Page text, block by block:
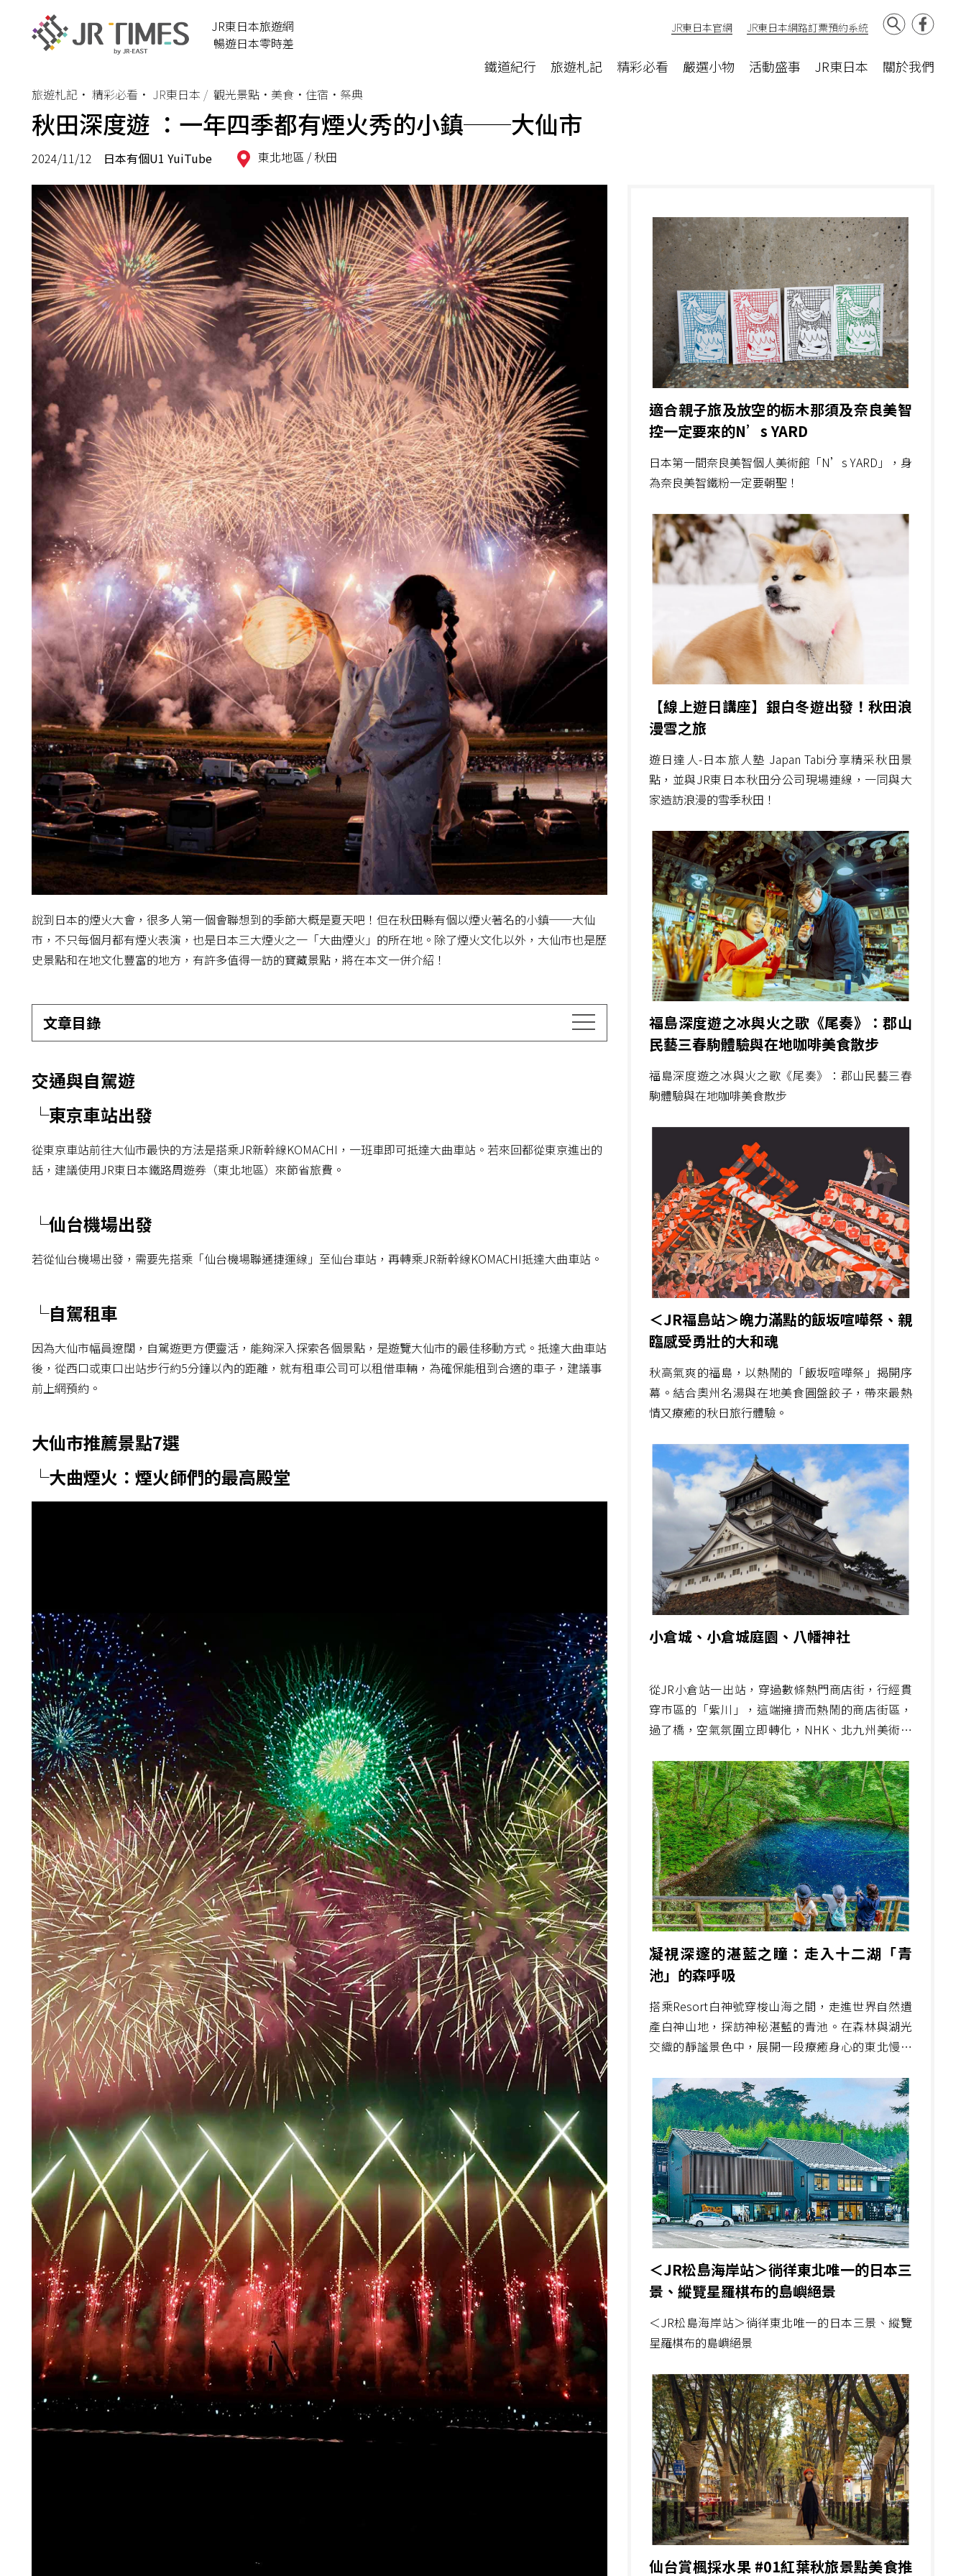
JR東日本旅遊網
暢遊日本零時差
鐵道紀行 旅遊札記 精彩必看 嚴選小物 活動盛事 JR東日本 關於我們
JR東日本官網 JR東日本網路訂票預約系統
旅遊札記 •精彩必看 • JR東日本 觀光景點•美食•住宿•祭典
秋田深度遊 ：一年四季都有煙火秀的小鎮──大仙市
2024/11/12 日本有個U1 YuiTube 東北地區 / 秋田
說到日本的煙火大會，很多人第一個會聯想到的季節大概是夏天吧！但在秋田縣有個以煙火著名的小鎮──大仙
市，不只每個月都有煙火表演，也是日本三大煙火之一「大曲煙火」的所在地。除了煙火文化以外，大仙市也是歷
史景點和在地文化豐富的地方，有許多值得一訪的寶藏景點，將在本文一併介紹！
文章目錄
交通與自駕遊
└東京車站出發
從東京車站前往大仙市最快的方法是搭乘JR新幹線KOMACHI，一班車即可抵達大曲車站。若來回都從東京進出的
話，建議使用JR東日本鐵路周遊券（東北地區）來節省旅費。
└仙台機場出發
若從仙台機場出發，需要先搭乘「仙台機場聯通捷運線」至仙台車站，再轉乘JR新幹線KOMACHI抵達大曲車站。
└自駕租車
因為大仙市幅員遼闊，自駕遊更方便靈活，能夠深入探索各個景點，是遊覽大仙市的最佳移動方式。抵達大曲車站
後，從西口或東口出站步行約5分鐘以內的距離，就有租車公司可以租借車輛，為確保能租到合適的車子，建議事
前上網預約。
大仙市推薦景點7選
└大曲煙火：煙火師們的最高殿堂
適合親子旅及放空的栃木那須及奈良美智
控一定要來的N’s YARD
日本第一間奈良美智個人美術館「N’s YARD」，身
為奈良美智鐵粉一定要朝聖！
【線上遊日講座】銀白冬遊出發！秋田浪
漫雪之旅
遊日達人-日本旅人塾 Japan Tabi分享精采秋田景
點，並與JR東日本秋田分公司現場連線，一同與大
家造訪浪漫的雪季秋田！
福島深度遊之冰與火之歌《尾奏》：郡山
民藝三春駒體驗與在地咖啡美食散步
福島深度遊之冰與火之歌《尾奏》：郡山民藝三春
駒體驗與在地咖啡美食散步
＜JR福島站＞魄力滿點的飯坂喧嘩祭、親
臨感受勇壯的大和魂
秋高氣爽的福島，以熱鬧的「飯坂喧嘩祭」揭開序
幕。結合奧州名湯與在地美食圓盤餃子，帶來最熱
情又療癒的秋日旅行體驗。
小倉城、小倉城庭園、八幡神社
從JR小倉站一出站，穿過數條熱門商店街，行經貫
穿市區的「紫川」，這端擁擠而熱鬧的商店街區，
過了橋，空氣氛圍立即轉化，NHK、北九州美術館
則是露天咖啡座，讓市區空氣飄藝文的開放氣息，
過個馬路，以小倉城為中心的市民公園，另有小倉
城庭園、八幡神社，瞬間又轉換成愜意的婉約氣
息。
凝視深邃的湛藍之瞳：走入十二湖「青
池」的森呼吸
搭乘Resort白神號穿梭山海之間，走進世界自然遺
產白神山地，探訪神秘湛藍的青池。在森林與湖光
交織的靜謐景色中，展開一段療癒身心的東北慢旅
＜JR松島海岸站＞徜徉東北唯一的日本三
景、縱覽星羅棋布的島嶼絕景
＜JR松島海岸站＞徜徉東北唯一的日本三景、縱覽
星羅棋布的島嶼絕景
仙台賞楓採水果 #01紅葉秋旅景點美食推